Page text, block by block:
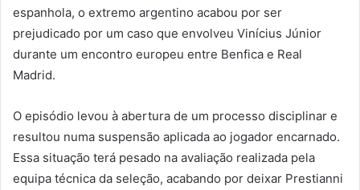
espanhola, o extremo argentino acabou por ser
prejudicado por um caso que envolveu Vinícius Júnior
durante um encontro europeu entre Benfica e Real
Madrid.
O episódio levou à abertura de um processo disciplinar e
resultou numa suspensão aplicada ao jogador encarnado.
Essa situação terá pesado na avaliação realizada pela
equipa técnica da seleção, acabando por deixar Prestianni